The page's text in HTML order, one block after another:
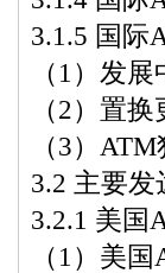
3.1.5 国际
（1）发
（2）置
（3）
3.2 主要
3.2.1 美国
（1）美